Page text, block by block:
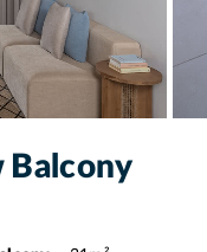
Balcony